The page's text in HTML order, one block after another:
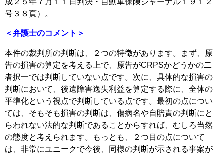
成２５年７月１１日判決・自動車保険ジャーナル１９１２
号３８頁）。
＜弁護士のコメント＞
本件の裁判所の判断は、２つの特徴があります。まず、原
告の損害の算定を考える上で、原告がCRPSかどうかの二
者択一では判断していない点です。次に、具体的な損害の
判断において、後遺障害逸失利益を算定する際に、全体の
平準化という視点で判断している点です。最初の点につい
ては、そもそも損害の判断は、傷病名や自賠責の判断にと
らわれない法的な判断であることからすれば、むしろ当然
の態度と考えられます。もっとも、２つ目の点について
は、非常にユニークで今後、同様の判断が示される事案が